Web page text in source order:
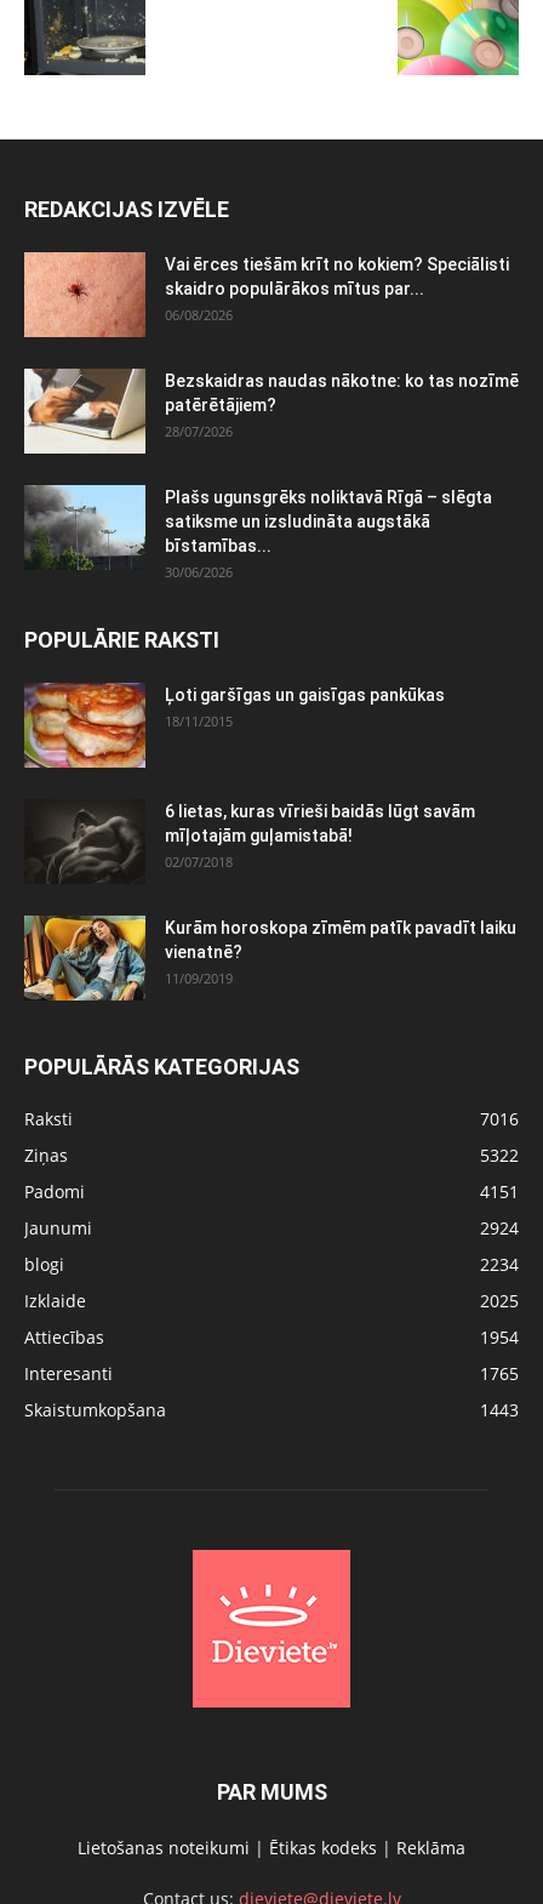
REDAKCIJAS IZVĒLE
Vai ērces tiešām krīt no kokiem? Speciālisti
skaidro populārākos mītus par...
06/08/2026
Bezskaidras naudas nākotne: ko tas nozīmē
patērētājiem?
28/07/2026
Plašs ugunsgrēks noliktavā Rīgā – slēgta
satiksme un izsludināta augstākā
bīstamības...
30/06/2026
POPULĀRIE RAKSTI
Ļoti garšīgas un gaisīgas pankūkas
18/11/2015
6 lietas, kuras vīrieši baidās lūgt savām
mīļotajām guļamistabā!
02/07/2018
Kurām horoskopa zīmēm patīk pavadīt laiku
vienatnē?
11/09/2019
POPULĀRĀS KATEGORIJAS
Raksti
7016
Ziņas
5322
Padomi
4151
Jaunumi
2924
blogi
2234
Izklaide
2025
Attiecības
1954
Interesanti
1765
Skaistumkopšana
1443
PAR MUMS
Lietošanas noteikumi | Ētikas kodeks | Reklāma
Contact us: dieviete@dieviete.lv